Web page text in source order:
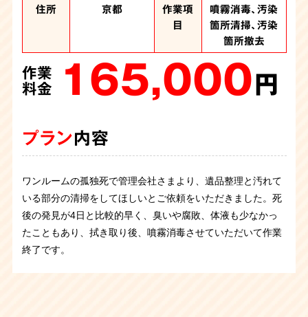
住所 京都
作業項
目
噴霧消毒、汚染
箇所清掃、汚染
箇所撤去
作業
料金 165,000円
プラン内容
ワンルームの孤独死で管理会社さまより、遺品整理と汚れて
いる部分の清掃をしてほしいとご依頼をいただきました。死
後の発見が4日と比較的早く、臭いや腐敗、体液も少なかっ
たこともあり、拭き取り後、噴霧消毒させていただいて作業
終了です。
住所 京都府
作業項
目
汚染か所清掃、
汚染か所撤去、
大量の不用品処
分、遺品整理
作業 480,000円
プラン内容
京都府のお客さまより、ゴミ屋敷で孤独死されたというご依
頼を受け、片付けに伴い遺品整理と特殊清掃を承りました。
孤独死現場ということで特殊清掃と遺品整理、そして部屋の
片付けをさせていただきました。現場は刺激臭と大量の害虫
住所 京都
作業項
目
遺品整理、噴霧
消毒、汚染箇所
清掃、汚染箇所
撤去、汚染箇所
解体、オゾン施工
880,000
トイレでの孤独死、特殊清掃作業です。死後発見が遅かった
ので腐敗が進行し体液が下地にも広がっていました。異臭も
発生していたので体液が染みた床など汚染箇所は全て取り払
住所 京都府
作業項
目
遺品整理、大量
の不用品回収、
噴霧消毒、汚染
物の撤去
作業 360,000円
プラン内容
ここ最近、ゴミ屋敷で孤独死されたというご依頼がいくつか
ありましたが、コチラも同じ状況です。しかし今回は丸2日
の作業となり特に大変でした。ご遺体は死後すぐに搬送され
たとの事で孤独死の現場特有の異臭はありませんでしたがゴ
住所 京都
作業項
目
遺品整理、噴霧
消毒、汚染箇所
清掃、汚染箇所
撤去
作業 220,000円
プラン内容
親族から孤独死の特殊清掃のご依頼です。ベットの上でお亡
くなられたようで臭いがある状態でした。しかし、布団やベ
ッドを運び出して片付けていくうちに臭いはやわらぎ、作業
後に噴霧消毒させていただきました。作業中に出てきたお写